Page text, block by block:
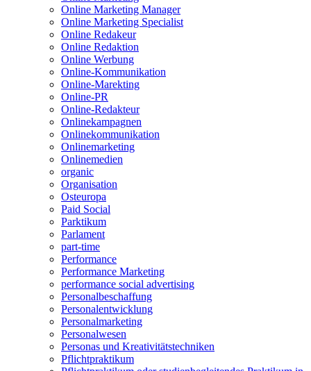
Online Marketing Manager
Online Marketing Specialist
Online Redakeur
Online Redaktion
Online Werbung
Online-Kommunikation
Online-Marekting
Online-PR
Online-Redakteur
Onlinekampagnen
Onlinekommunikation
Onlinemarketing
Onlinemedien
organic
Organisation
Osteuropa
Paid Social
Parktikum
Parlament
part-time
Performance
Performance Marketing
performance social advertising
Personalbeschaffung
Personalentwicklung
Personalmarketing
Personalwesen
Personas und Kreativitätstechniken
Pflichtpraktikum